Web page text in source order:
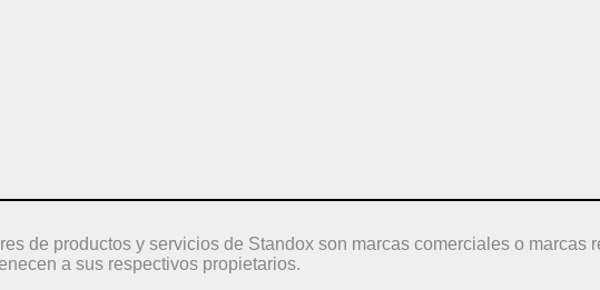
de productos y servicios de Standox son marcas comerciales o marcas
a sus respectivos propietarios.